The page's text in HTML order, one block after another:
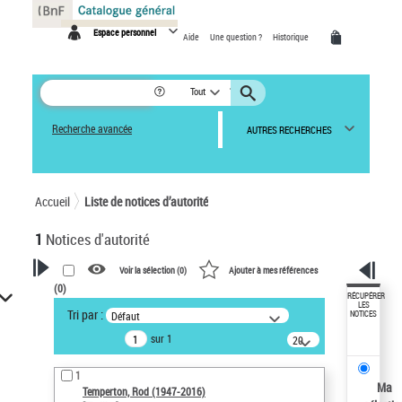
Espace personnel Aide Une question ? Historique
Tout
Recherche avancée AUTRES RECHERCHES
Accueil Liste de notices d’autorité
1 Notices d'autorité
VOTRE RECHERCHE
Recherche avancée dans les
notices d’autorité
Œuvres liées à l'auteur :
Temperton, Rod (1947-2016)
Voir la sélection (0) Ajouter à mes références
(0)
Tri par : Défaut
sur 1
20
résultats/page
1
Temperton, Rod (1947-2016)
RÉCUPÉRER
LES
NOTICES
Ma
Panneau de gestion des cookies